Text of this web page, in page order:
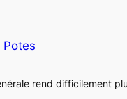
Potes
rend difficilement